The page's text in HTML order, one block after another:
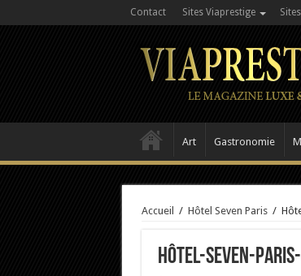
Contact Sites Viaprestige
Art Gastronomie
Accueil / Hôtel Seven Paris /
Hôtel-Seven-